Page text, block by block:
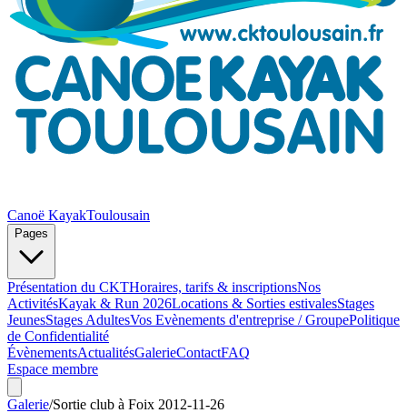
Canoë KayakToulousain
Pages
Présentation du CKTHoraires, tarifs & inscriptionsNos
ActivitésKayak & Run 2026Locations & Sorties estivalesStages
JeunesStages AdultesVos Evènements d'entreprise / GroupePolitique
de Confidentialité
ÉvènementsActualitésGalerieContactFAQ
Espace membre
Galerie/Sortie club à Foix 2012-11-26